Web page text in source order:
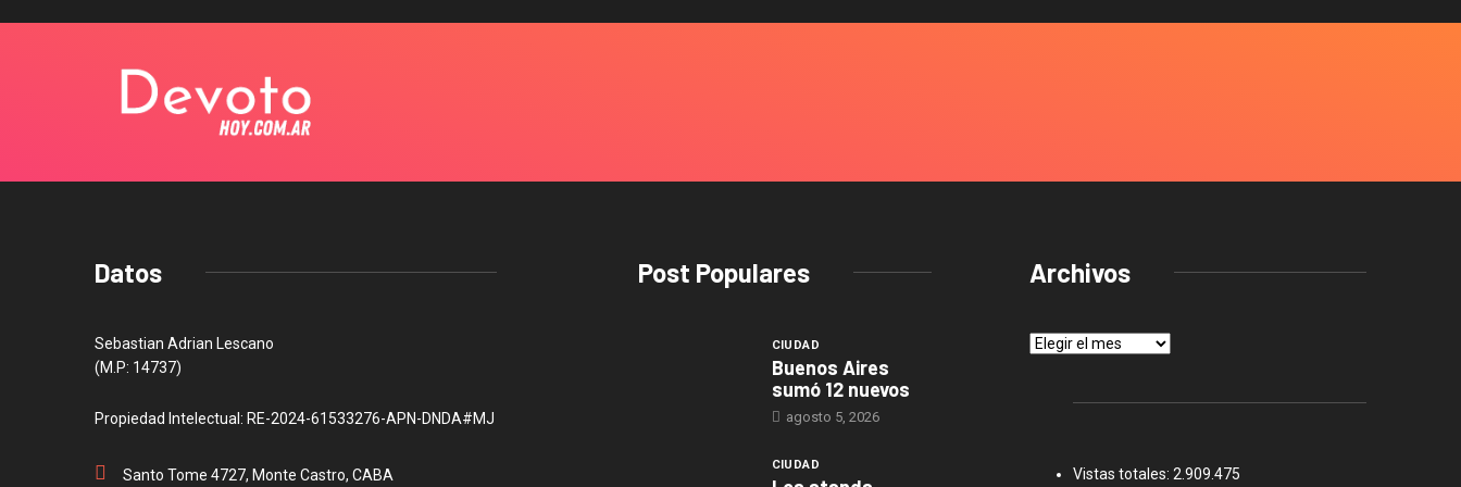
Datos
Sebastian Adrian Lescano
(M.P: 14737)
Propiedad Intelectual: RE-2024-61533276-APN-DNDA#MJ
Santo Tome 4727, Monte Castro, CABA
Post Populares
CIUDAD
Buenos Aires
sumó 12 nuevos
agosto 5, 2026
CIUDAD
Archivos
Archivos
Vistas totales: 2.909.475